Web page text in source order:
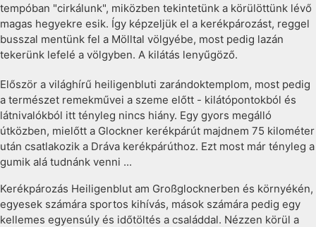
tempóban "cirkálunk", miközben tekintetünk a körülöttünk lévő
magas hegyekre esik. Így képzeljük el a kerékpározást, reggel
busszal mentünk fel a Mölltal völgyébe, most pedig lazán
tekerünk lefelé a völgyben. A kilátás lenyűgöző.
Először a világhírű heiligenbluti zarándoktemplom, most pedig
a természet remekművei a szeme előtt - kilátópontokból és
látnivalókból itt tényleg nincs hiány. Egy gyors megálló
útközben, mielőtt a Glockner kerékpárút majdnem 75 kilométer
után csatlakozik a Dráva kerékpárúthoz. Ezt most már tényleg a
gumik alá tudnánk venni ...
Kerékpározás Heiligenblut am Großglocknerben és környékén,
egyesek számára sportos kihívás, mások számára pedig egy
kellemes egyensúly és időtöltés a családdal. Nézzen körül a